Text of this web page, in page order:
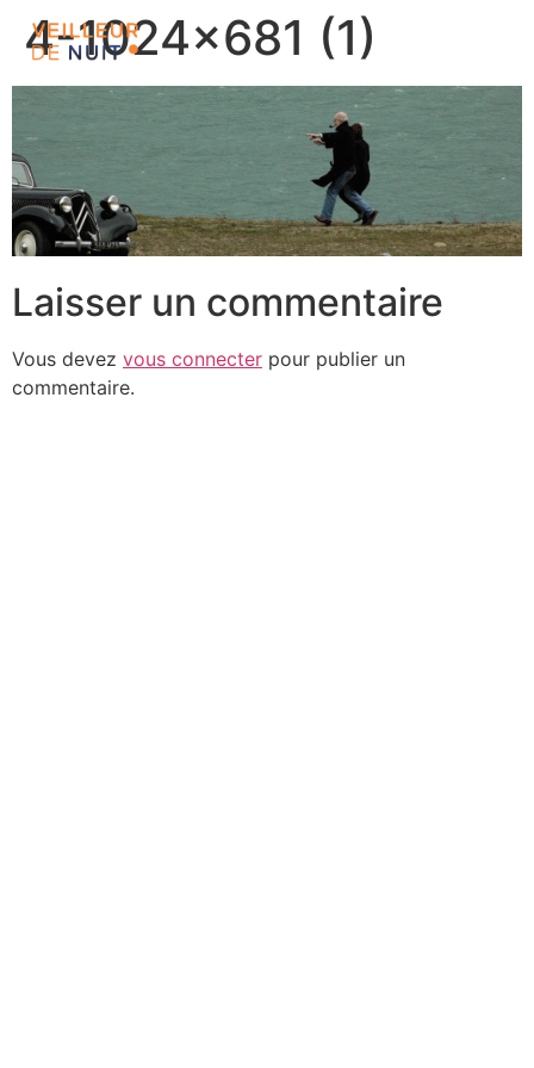
4-1024×681 (1)
Laisser un commentaire
Vous devez vous connecter pour publier un
commentaire.